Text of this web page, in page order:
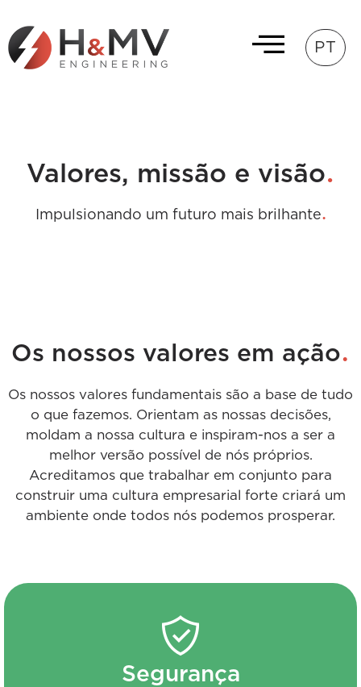
PT
Valores, missão e visão.
Impulsionando um futuro mais brilhante.
Os nossos valores em ação.
Os nossos valores fundamentais são a base de tudo
o que fazemos. Orientam as nossas decisões,
moldam a nossa cultura e inspiram-nos a ser a
melhor versão possível de nós próprios.
Acreditamos que trabalhar em conjunto para
construir uma cultura empresarial forte criará um
ambiente onde todos nós podemos prosperar.
Segurança